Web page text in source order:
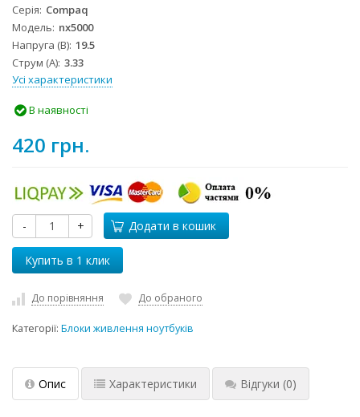
Серія Compaq
Модель nx5000
Напруга (В) 19.5
Струм (А) 3.33
Усі характеристики
В наявності
420 грн.
- + Додати в кошик
До порівняння До обраного
Категорії: Блоки живлення ноутбуків
Опис Характеристики Відгуки (0)